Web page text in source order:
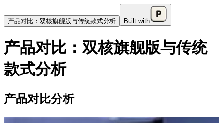
产品对比：双核旗舰版与传统款式分析 Built with
产品对比：双核旗舰版与传统
款式分析
产品对比分析